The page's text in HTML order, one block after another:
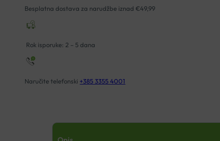
LICA
količina
Besplatna dostava za narudžbe iznad €49,99
Rok isporuke: 2 – 5 dana
Naručite telefonski +385 3355 4001